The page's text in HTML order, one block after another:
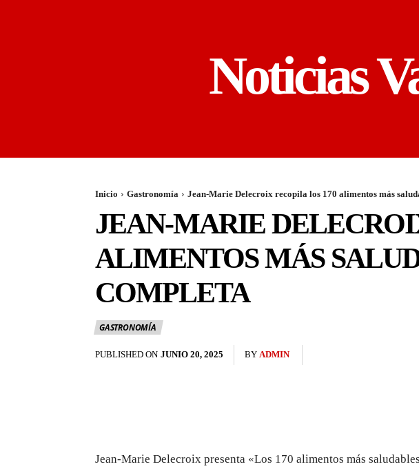
Noticias
Inicio Gastronomía Jean-Marie Delecroix recopila los 170 alimentos más
JEAN-MARIE
ALIMENTOS MÁS
COMPLETA
GASTRONOMÍA
PUBLISHED ON JUNIO 20, 2025 BY ADMIN
Jean-Marie Delecroix presenta «Los 170 alimentos más